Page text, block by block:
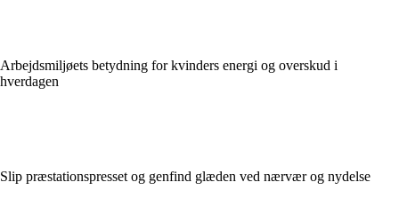
Arbejdsmiljøets betydning for kvinders energi og overskud i
hverdagen
Slip præstationspresset og genfind glæden ved nærvær og nydelse